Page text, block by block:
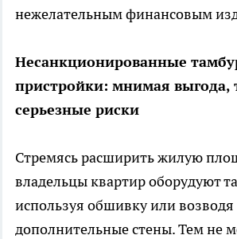
нежелательным финансовым
Несанкционированные
пристройки: мнимая выгода,
серьезные риски
Стремясь расширить жилую
владельцы квартир оборудуют
используя обшивку или возводя
дополнительные стены. Тем не